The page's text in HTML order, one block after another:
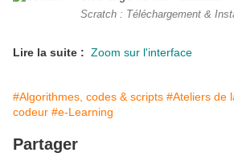
Scratch : Téléchargement &
Lire la suite : Zoom sur l'interface
#Algorithmes, codes & scripts #Ateliers de
codeur #e-Learning
Partager